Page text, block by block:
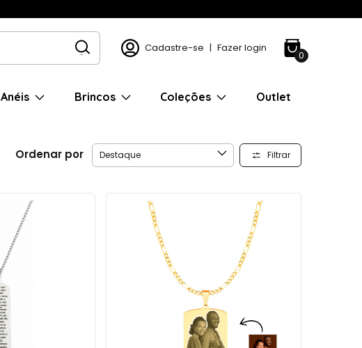
Cadastre-se | Fazer login
0
Anéis Brincos Coleções Outlet
Ordenar por Filtrar